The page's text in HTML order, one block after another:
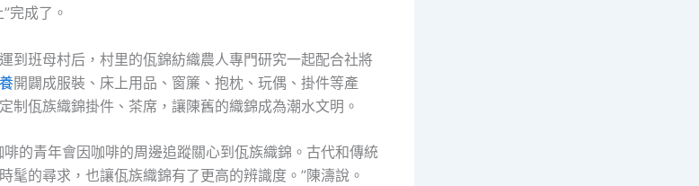
完成了。
到班母村后，村里的佤錦紡織農人專門研究一起配合社將
開闢成服裝、床上用品、窗簾、抱枕、玩偶、掛件等產
制佤族織錦掛件、茶席，讓陳舊的織錦成為潮水文明。
的青年會因咖啡的周邊追蹤關心到佤族織錦。古代和傳統
髦的尋求，也讓佤族織錦有了更高的辨識度。”陳濤說。